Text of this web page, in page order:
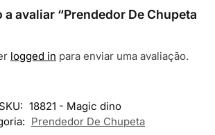
a avaliar “Prendedor De Chupeta
logged in para enviar uma avaliação.
SKU: 18821 - Magic dino
Prendedor De Chupeta